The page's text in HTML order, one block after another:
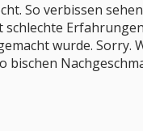
So verbissen
schlechte
wurde. Sorry.
bischen